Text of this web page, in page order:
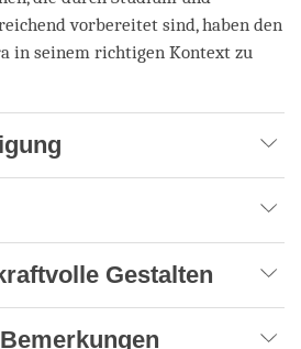
vorbereitet sind, haben den
in seinem richtigen Kontext zu
Gestalten